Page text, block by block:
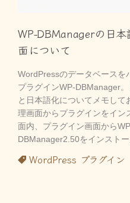
WP-DBManagerの日
面について
WordPressのデータベースを
プラグインWP-DBManager
と日本語化についてメモし
理画面からプラグインをイ
面内、プラグイン画面から
DBManager2.50をインストー
WordPress プラグイン